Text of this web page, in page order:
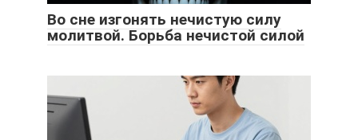
Во сне изгонять нечистую силу
молитвой. Борьба нечистой силой